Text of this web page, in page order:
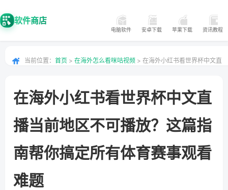
软件商店
电脑软件 安卓下载 苹果下载 资讯教程
当前位置： 首页 > 在海外怎么看咪咕视频 > 在海外小红书看世界杯中文直
在海外小红书看世界杯中文直
播当前地区不可播放？这篇指
南帮你搞定所有体育赛事观看
难题